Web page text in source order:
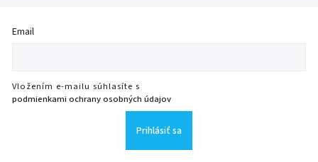
Email
Vložením e-mailu súhlasíte s
podmienkami ochrany osobných údajov
Prihlásiť sa